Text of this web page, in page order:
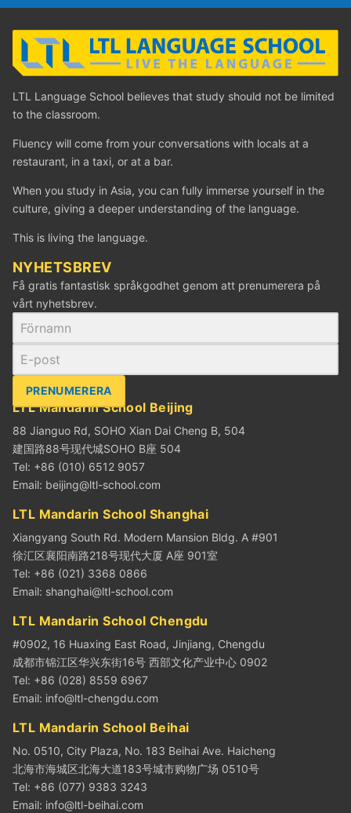
LTL Language School believes that study should not be limited
to the classroom.
Fluency will come from your conversations with locals at a
restaurant, in a taxi, or at a bar.
When you study in Asia, you can fully immerse yourself in the
culture, giving a deeper understanding of the language.
This is living the language.
NYHETSBREV
Få gratis fantastisk språkgodhet genom att prenumerera på
vårt nyhetsbrev.
PRENUMERERA
LTL Mandarin School Beijing
88 Jianguo Rd, SOHO Xian Dai Cheng B, 504
建国路88号现代城SOHO B座 504
Tel: +86 (010) 6512 9057
Email: beijing@ltl-school.com
LTL Mandarin School Shanghai
Xiangyang South Rd. Modern Mansion Bldg. A #901
徐汇区襄阳南路218号现代大厦 A座 901室
Tel: +86 (021) 3368 0866
Email: shanghai@ltl-school.com
LTL Mandarin School Chengdu
#0902, 16 Huaxing East Road, Jinjiang, Chengdu
成都市锦江区华兴东街16号 西部文化产业中心 0902
Tel: +86 (028) 8559 6967
Email: info@ltl-chengdu.com
LTL Mandarin School Beihai
No. 0510, City Plaza, No. 183 Beihai Ave. Haicheng
北海市海城区北海大道183号城市购物广场 0510号
Tel: +86 (077) 9383 3243
Email: info@ltl-beihai.com